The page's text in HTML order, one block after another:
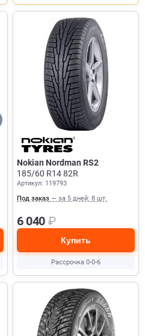
Nokian Nordman RS2
185/60 R14 82R
Артикул: 119793
Под заказ — за 5 дней: 8 шт.
6 040 ₽
Купить
Рассрочка 0-0-6